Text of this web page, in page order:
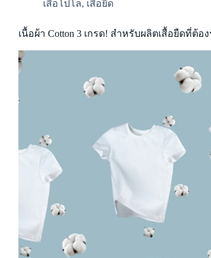
เสื้อโปโล, เสื้อยืด
เนื้อผ้า Cotton 3 เกรด! สำหรับผลิตเสื้อยืดที่ต้อง